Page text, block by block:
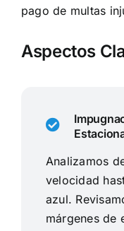
pago de multas
Aspectos
Analizamos
velocidad
azul.
márgenes de